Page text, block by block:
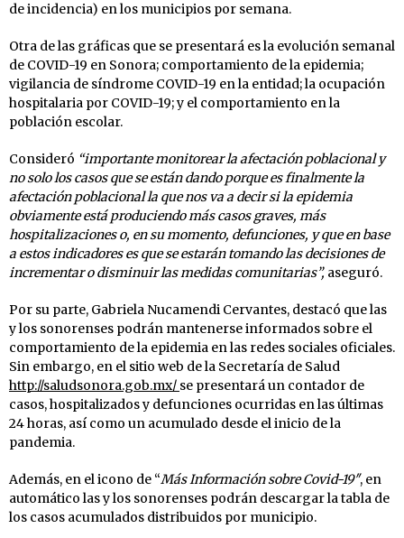
de incidencia) en los municipios por semana.
Otra de las gráficas que se presentará es la evolución semanal
de COVID-19 en Sonora; comportamiento de la epidemia;
vigilancia de síndrome COVID-19 en la entidad; la ocupación
hospitalaria por COVID-19; y el comportamiento en la
población escolar.
Consideró “importante monitorear la afectación poblacional y
no solo los casos que se están dando porque es finalmente la
afectación poblacional la que nos va a decir si la epidemia
obviamente está produciendo más casos graves, más
hospitalizaciones o, en su momento, defunciones, y que en base
a estos indicadores es que se estarán tomando las decisiones de
incrementar o disminuir las medidas comunitarias”, aseguró.
Por su parte, Gabriela Nucamendi Cervantes, destacó que las
y los sonorenses podrán mantenerse informados sobre el
comportamiento de la epidemia en las redes sociales oficiales.
Sin embargo, en el sitio web de la Secretaría de Salud
http://saludsonora.gob.mx/ se presentará un contador de
casos, hospitalizados y defunciones ocurridas en las últimas
24 horas, así como un acumulado desde el inicio de la
pandemia.
Además, en el icono de “Más Información sobre Covid-19″, en
automático las y los sonorenses podrán descargar la tabla de
los casos acumulados distribuidos por municipio.